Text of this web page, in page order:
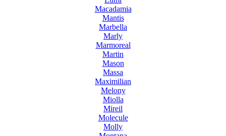
Macadamia
Mantis
Marbella
Marly
Marmoreal
Martin
Mason
Massa
Maximilian
Melony
Miolla
Mireil
Molecule
Molly